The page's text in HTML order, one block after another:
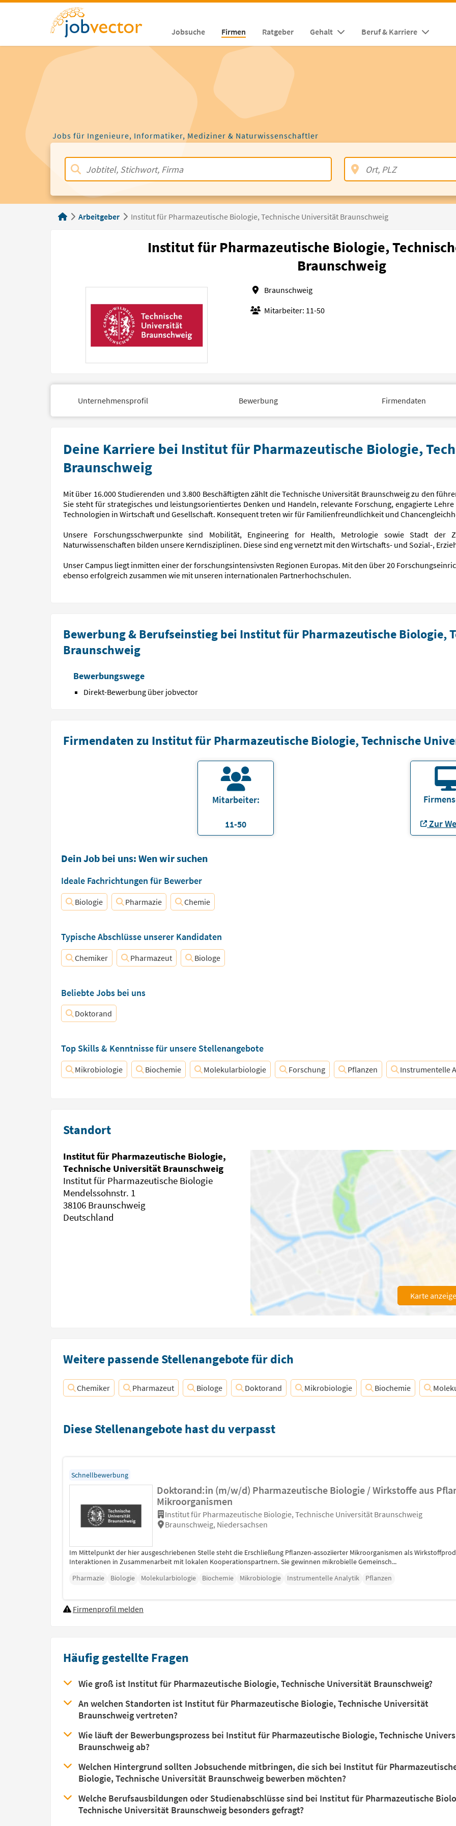
Jobsuche Firmen Ratgeber Gehalt Beruf & Karriere
Jobs für Ingenieure, Informatiker, Mediziner & Naturwissenschaftler
Arbeitgeber Institut für Pharmazeutische Biologie, Technische Universität Braunschweig
Institut für Pharmazeutische Biologie,
Braunschweig
Braunschweig
Mitarbeiter: 11-50
Unternehmensprofil Bewerbung Firmendaten
Deine Karriere bei Institut für Pharmazeutische Biologie,
Braunschweig
Mit über 16.000 Studierenden und 3.800 Beschäftigten zählt die Technische Universität Braunschweig zu den
Sie steht für strategisches und leistungsorientiertes Denken und Handeln, relevante Forschung, engagierte
Technologien in Wirtschaft und Gesellschaft. Konsequent treten wir für Familienfreundlichkeit und
Unsere Forschungsschwerpunkte sind Mobilität, Engineering for Health, Metrologie sowie Stadt der
Naturwissenschaften bilden unsere Kerndisziplinen. Diese sind eng vernetzt mit den Wirtschafts- und Sozial-,
Unser Campus liegt inmitten einer der forschungsintensivsten Regionen Europas. Mit den über 20
ebenso erfolgreich zusammen wie mit unseren internationalen Partnerhochschulen.
Bewerbung & Berufseinstieg bei Institut für Pharmazeutische Biologie,
Braunschweig
Bewerbungswege
Direkt-Bewerbung über jobvector
Firmendaten zu Institut für Pharmazeutische Biologie, Technische
Mitarbeiter:
11-50 Zur
Dein Job bei uns: Wen wir suchen
Ideale Fachrichtungen für Bewerber
Biologie Pharmazie Chemie
Typische Abschlüsse unserer Kandidaten
Chemiker Pharmazeut Biologe
Beliebte Jobs bei uns
Doktorand
Top Skills & Kenntnisse für unsere Stellenangebote
Mikrobiologie Biochemie Molekularbiologie Forschung Pflanzen Instrumentelle
Standort
Institut für Pharmazeutische Biologie,
Technische Universität Braunschweig
Institut für Pharmazeutische Biologie
Mendelssohnstr. 1
38106 Braunschweig
Deutschland
Karte
Weitere passende Stellenangebote für dich
Chemiker Pharmazeut Biologe Doktorand Mikrobiologie Biochemie
Diese Stellenangebote hast du verpasst
Schnellbewerbung
Doktorand:in (m/w/d) Pharmazeutische Biologie / Wirkstoffe aus
Mikroorganismen
Institut für Pharmazeutische Biologie, Technische Universität Braunschweig
Braunschweig, Niedersachsen
Im Mittelpunkt der hier ausgeschriebenen Stelle steht die Erschließung Pflanzen-assoziierter Mikroorganismen als
Interaktionen in Zusammenarbeit mit lokalen Kooperationspartnern. Sie gewinnen mikrobielle Gemeinsch...
Pharmazie
Biologie Molekularbiologie Biochemie Mikrobiologie Instrumentelle Analytik Pflanzen
Firmenprofil melden
Häufig gestellte Fragen
Wie groß ist Institut für Pharmazeutische Biologie, Technische Universität Braunschweig?
An welchen Standorten ist Institut für Pharmazeutische Biologie, Technische Universität
Braunschweig vertreten?
Wie läuft der Bewerbungsprozess bei Institut für Pharmazeutische Biologie, Technische
Braunschweig ab?
Welchen Hintergrund sollten Jobsuchende mitbringen, die sich bei Institut für
Biologie, Technische Universität Braunschweig bewerben möchten?
Welche Berufsausbildungen oder Studienabschlüsse sind bei Institut für Pharmazeutische
Technische Universität Braunschweig besonders gefragt?